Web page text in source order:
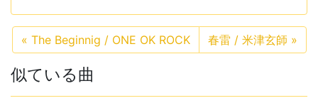
« The Beginnig / ONE OK ROCK 春雷 / 米津玄師 »
似ている曲